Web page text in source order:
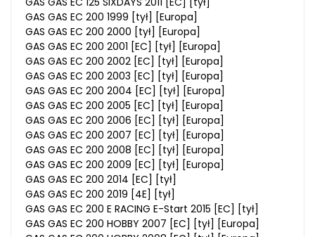
GAS GAS EC 200 1999 [tył] [Europa]
GAS GAS EC 200 2000 [tył] [Europa]
GAS GAS EC 200 2001 [EC] [tył] [Europa]
GAS GAS EC 200 2002 [EC] [tył] [Europa]
GAS GAS EC 200 2003 [EC] [tył] [Europa]
GAS GAS EC 200 2004 [EC] [tył] [Europa]
GAS GAS EC 200 2005 [EC] [tył] [Europa]
GAS GAS EC 200 2006 [EC] [tył] [Europa]
GAS GAS EC 200 2007 [EC] [tył] [Europa]
GAS GAS EC 200 2008 [EC] [tył] [Europa]
GAS GAS EC 200 2009 [EC] [tył] [Europa]
GAS GAS EC 200 2014 [EC] [tył]
GAS GAS EC 200 2019 [4E] [tył]
GAS GAS EC 200 E RACING E-Start 2015 [EC] [tył]
GAS GAS EC 200 HOBBY 2007 [EC] [tył] [Europa]